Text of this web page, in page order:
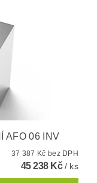
AFO 06 INV
37 387 Kč bez DPH
45 238 Kč/ ks